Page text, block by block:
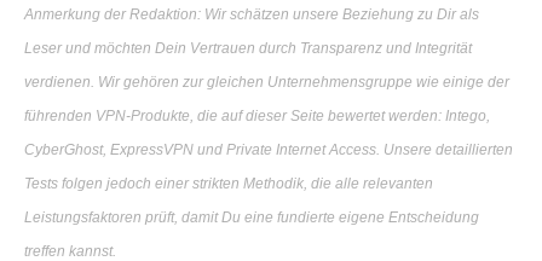
Anmerkung der Redaktion: Wir schätzen unsere Beziehung zu Dir als
Leser und möchten Dein Vertrauen durch Transparenz und Integrität
verdienen. Wir gehören zur gleichen Unternehmensgruppe wie einige der
führenden VPN-Produkte, die auf dieser Seite bewertet werden: Intego,
CyberGhost, ExpressVPN und Private Internet Access. Unsere detaillierten
Tests folgen jedoch einer strikten Methodik, die alle relevanten
Leistungsfaktoren prüft, damit Du eine fundierte eigene Entscheidung
treffen kannst.